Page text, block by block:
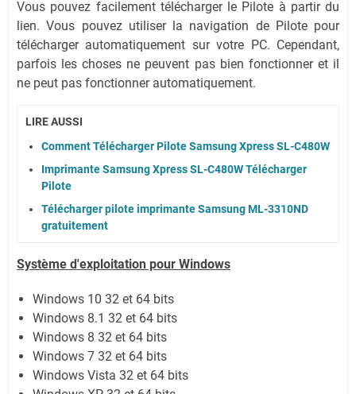
Vous pouvez facilement télécharger le Pilote à partir du
lien.Vous pouvez utiliser la navigation de Pilote pour
télécharger automatiquement sur votre PC. Cependant,
parfois les choses ne peuvent pas bien fonctionner et il
ne peut pas fonctionner automatiquement.
LIRE AUSSI
Comment Télécharger Pilote Samsung Xpress SL-C480W
Imprimante Samsung Xpress SL-C480W Télécharger
Pilote
Télécharger pilote imprimante Samsung ML-3310ND
gratuitement
Système d'exploitation pour Windows
Windows 10 32 et 64 bits
Windows 8.1 32 et 64 bits
Windows 8 32 et 64 bits
Windows 7 32 et 64 bits
Windows Vista 32 et 64 bits